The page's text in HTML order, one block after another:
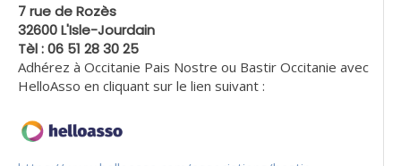
7 rue de Rozès
32600 L'Isle-Jourdain
Tèl : 06 51 28 30 25
Adhérez à Occitanie Pais Nostre ou Bastir Occitanie avec
HelloAsso en cliquant sur le lien suivant :